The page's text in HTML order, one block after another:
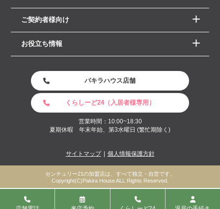
ご契約者様向け
お役立ち情報
パキラハウス店舗
くらしーど24（入居者様専用）
営業時間：10:00~18:30
夏期休暇 年末年始、第3水曜日 (繁忙期除く)
サイトマップ 個人情報保護方針
センチュリー21の加盟店は、すべて独立・自営です。
Copyright(C)Pakira House ALL Rights Reserved.